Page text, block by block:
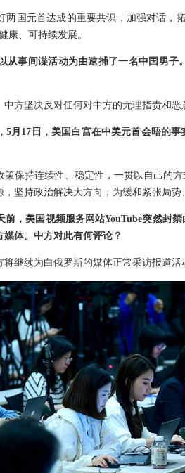
两国元首达成的重要共识，加强对话，
康、可持续发展。
从事间谍活动为由逮捕了一名中国男
方坚决反对任何对中方的无理指责和
月17日，美国白宫在中美元首会晤的
保持连续性、稳定性，一贯以自己的
坚持政治解决大方向，为缓和紧张局势
，美国视频服务网站YouTube突然封
体。中方对此有何评论？
继续为白俄罗斯的媒体正常采访报道活